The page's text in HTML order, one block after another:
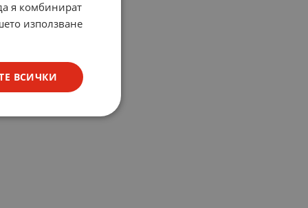
я комбинират
използване
ВСИЧКИ